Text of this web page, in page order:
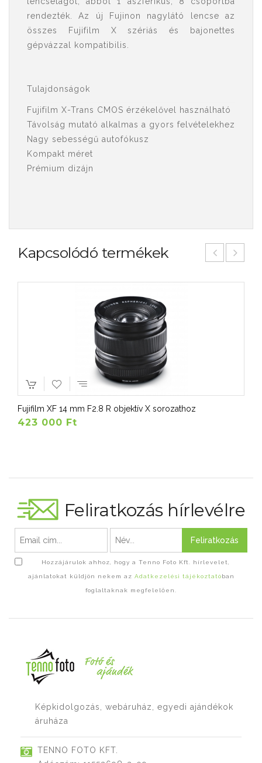
rendezték. Az új Fujinon nagylátó lencse az
összes Fujifilm X szériás és bajonettes
gépvázzal kompatibilis.
Tulajdonságok
Fujifilm X-Trans CMOS érzékelővel használható
Távolság mutató alkalmas a gyors felvételekhez
Nagy sebességű autofókusz
Kompakt méret
Prémium dizájn
Kapcsolódó termékek
Fujifilm XF 14 mm F2.8 R objektív X sorozathoz
423 000 Ft
Feliratkozás hírlevélre
Feliratkozás
Hozzájárulok ahhoz, hogy a Tenno Foto Kft. hírlevelet,
ajánlatokat küldjön nekem az Adatkezelési tájékoztatóban
foglaltaknak megfelelően.
Képkidolgozás, webáruház, egyedi ajándékok
áruháza
TENNO FOTO KFT.